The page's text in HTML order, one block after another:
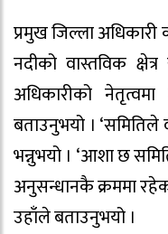
प्रमुख जिल्ला
नदीको वास्तविक
अधिकारीको
बताउनुभयो ।
भन्नुभयो । ‘आशा छ
अनुसन्धानकै क्रममा
उहाँले बताउनुभयो ।